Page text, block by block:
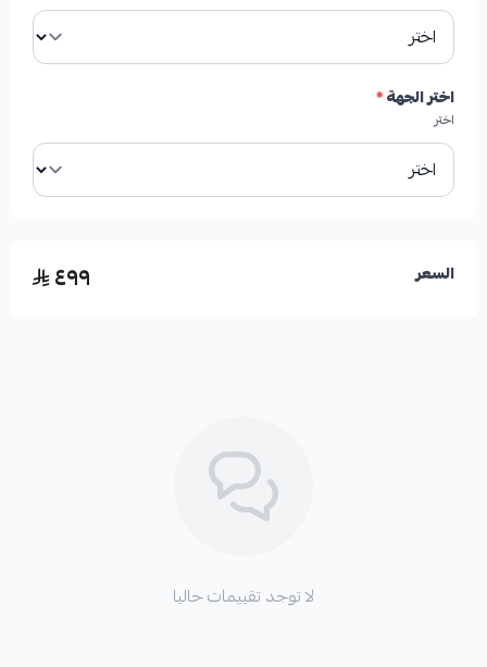
✓
سماع أصوات غريبة من نظام التعليق.
اختر الجهة*
اختر
السعر ٤٩٩
لا توجد تقييمات حاليا